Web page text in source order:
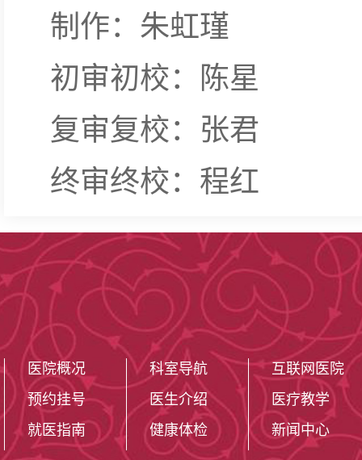
制作：朱虹瑾
初审初校：陈星
复审复校：张君
终审终校：程红
医院概况
预约挂号
就医指南
科室导航
医生介绍
健康体检
互联网医院
医疗教学
新闻中心